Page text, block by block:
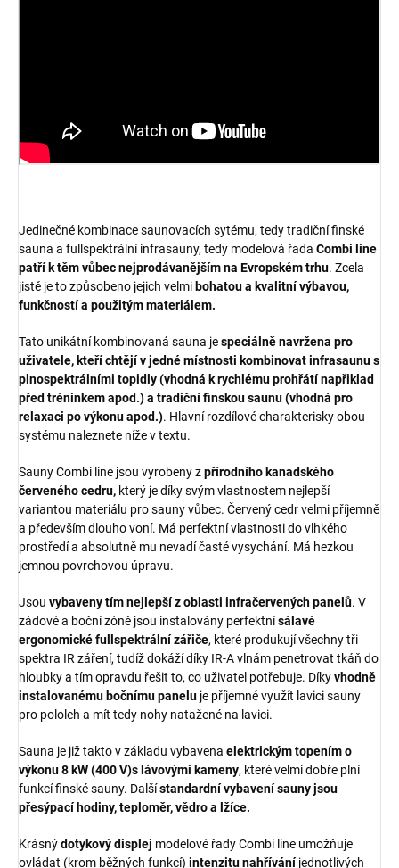
Jedinečné kombinace saunovacích sytému, tedy tradiční finské
sauna a fullspektrální infrasauny, tedy modelová řada Combi line
patří k těm vůbec nejprodávanějším na Evropském trhu. Zcela
jistě je to způsobeno jejich velmi bohatou a kvalitní výbavou,
funkčností a použitým materiálem.
Tato unikátní kombinovaná sauna jespeciálně navržena pro
uživatele, kteří chtějí v jedné místnosti kombinovat infrasaunu s
plnospektrálními topidly (vhodná k rychlému prohřátí napřiklad
před tréninkem apod.) a tradiční finskou saunu (vhodná pro
relaxaci po výkonu apod.). Hlavní rozdílové charakterisky obou
systému naleznete níže v textu.
Sauny Combi line jsou vyrobeny zpřírodního kanadského
červeného cedru, který je díky svým vlastnostem nejlepší
variantou materiálu pro sauny vůbec. Červený cedr velmi příjemně
a především dlouho voní. Má perfektní vlastnosti do vlhkého
prostředí a absolutně mu nevadí časté vysychání. Má hezkou
jemnou povrchovou úpravu.
Jsou vybaveny tím nejlepší z oblasti infračervených panelů. V
zádové a boční zóně jsou instalovány perfektnísálavé
ergonomické fullspektrální zářiče, které produkují všechny tři
spektra IR záření, tudíž dokáží díky IR-A vlnám penetrovat tkáň do
hloubky a tím opravdu řešit to, co uživatel potřebuje. Díkyvhodně
instalovanému bočnímu panelu je příjemné využít lavici sauny
pro pololeh a mít tedy nohy natažené na lavici.
Sauna je již takto v základu vybavena elektrickým topením o
výkonu 8 kW (400 V)s lávovými kameny, které velmi dobře plní
funkcí finské sauny. Dalšístandardní vybavení sauny jsou
přesýpací hodiny, teploměr, vědro a lžíce.
Krásnýdotykový displej modelové řady Combi line umožňuje
ovládat (krom běžných funkcí) intenzitu nahříváníjednotlivých